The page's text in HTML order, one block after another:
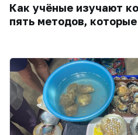
Как учёные изучают
пять методов,